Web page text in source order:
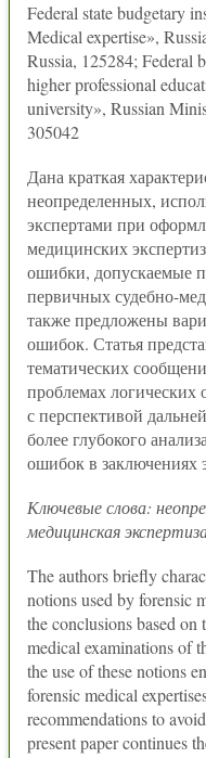
Federal state budgetary
Medical expertise»,
Russia, 125284; Federal
higher professional
university», Russian
305042
Дана краткая
неопределенных,
экспертами при
медицинских
ошибки, допускаемые
первичных судебно-
также предложены
ошибок. Статья
тематических
проблемах логических
с перспективой
более глубокого
ошибок в заключениях
Ключевые слова:
медицинская
The authors briefly
notions used by forensic
the conclusions based
medical examinations of
the use of these notions
forensic medical
recommendations to
present paper continues